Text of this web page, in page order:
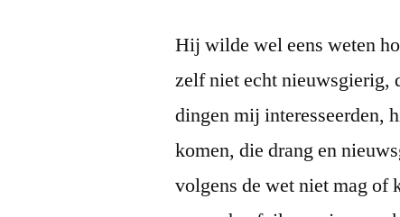
Hij wilde wel eens weten
zelf niet echt nieuwsgierig,
dingen mij interesseerden,
komen, die drang en
volgens de wet niet mag of